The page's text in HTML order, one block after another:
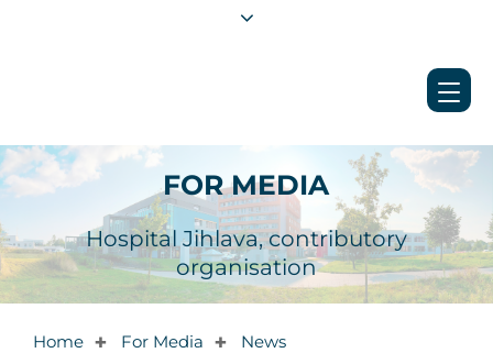
FOR MEDIA
Hospital Jihlava, contributory
organisation
Home ✚ For Media ✚ News